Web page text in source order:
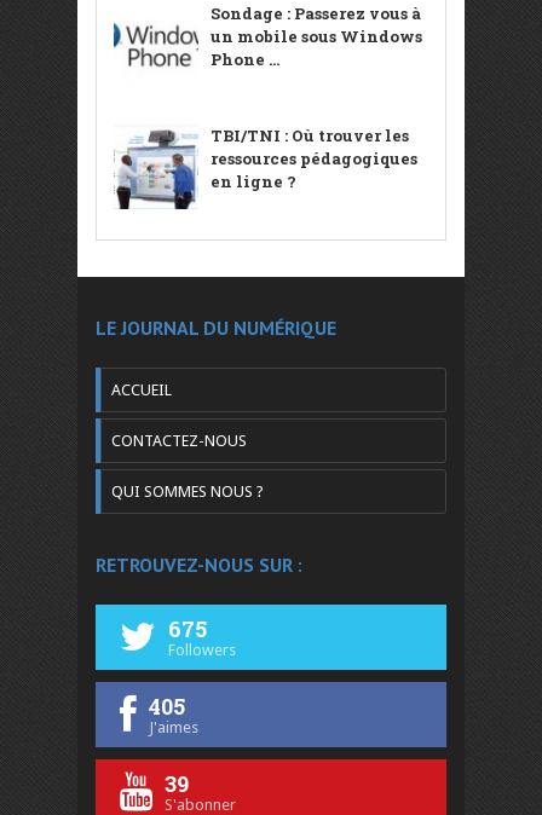
Sondage : Passerez vous à
un mobile sous Windows
Phone ...
TBI/TNI : Où trouver les
ressources pédagogiques
en ligne ?
LE JOURNAL DU NUMÉRIQUE
ACCUEIL
CONTACTEZ-NOUS
QUI SOMMES NOUS ?
RETROUVEZ-NOUS SUR :
675
Followers
405
J'aimes
39
S'abonner